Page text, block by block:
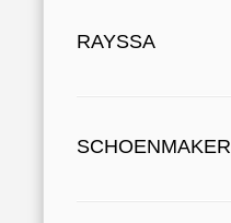
RAYSSA
SCHOENMAKER